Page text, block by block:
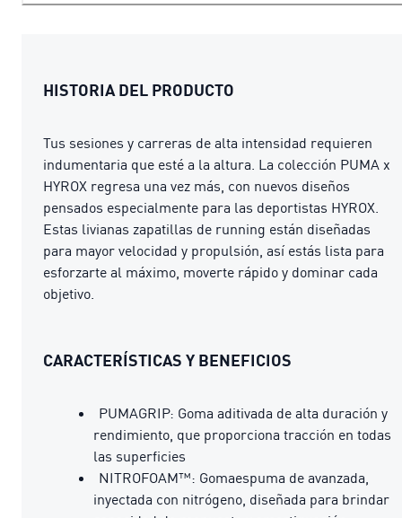
HISTORIA DEL PRODUCTO
Tus sesiones y carreras de alta intensidad requieren
indumentaria que esté a la altura. La colección PUMA x
HYROX regresa una vez más, con nuevos diseños
pensados especialmente para las deportistas HYROX.
Estas livianas zapatillas de running están diseñadas
para mayor velocidad y propulsión, así estás lista para
esforzarte al máximo, moverte rápido y dominar cada
objetivo.
CARACTERÍSTICAS Y BENEFICIOS
PUMAGRIP: Goma aditivada de alta duración y
rendimiento, que proporciona tracción en todas
las superficies
NITROFOAM™: Gomaespuma de avanzada,
inyectada con nitrógeno, diseñada para brindar